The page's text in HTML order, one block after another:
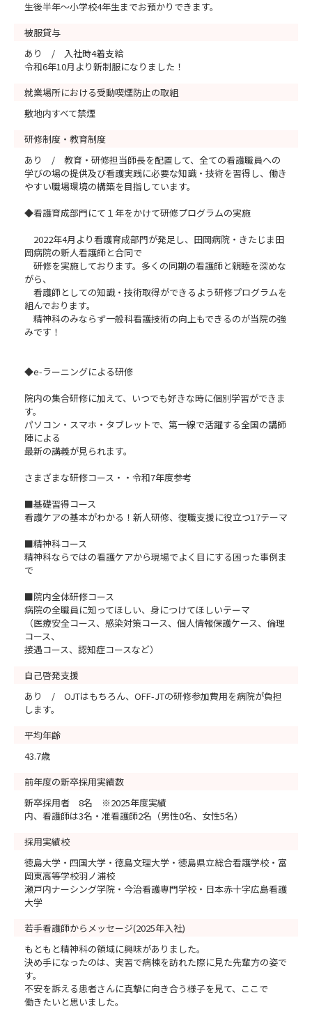
生後半年～小学校4年生までお預かりできます。
被服貸与
あり / 入社時4着支給
令和6年10月より新制服になりました！
就業場所における受動喫煙防止の取組
敷地内すべて禁煙
研修制度・教育制度
あり / 教育・研修担当師長を配置して、全ての看護職員への
学びの場の提供及び看護実践に必要な知識・技術を習得し、働き
やすい職場環境の構築を目指しています。
◆看護育成部門にて１年をかけて研修プログラムの実施
2022年4月より看護育成部門が発足し、田岡病院・きたじま田
岡病院の新人看護師と合同で
研修を実施しております。多くの同期の看護師と親睦を深めな
がら、
看護師としての知識・技術取得ができるよう研修プログラムを
組んでおります。
精神科のみならず一般科看護技術の向上もできるのが当院の強
みです！
◆e-ラーニングによる研修
院内の集合研修に加えて、いつでも好きな時に個別学習ができま
す。
パソコン・スマホ・タブレットで、第一線で活躍する全国の講師
陣による
最新の講義が見られます。
さまざまな研修コース・・令和7年度参考
■基礎習得コース
看護ケアの基本がわかる！新人研修、復職支援に役立つ17テーマ
■精神科コース
精神科ならではの看護ケアから現場でよく目にする困った事例ま
で
■院内全体研修コース
病院の全職員に知ってほしい、身につけてほしいテーマ
（医療安全コース、感染対策コース、個人情報保護ケース、倫理
コース、
接遇コース、認知症コースなど）
自己啓発支援
あり / OJTはもちろん、OFF-JTの研修参加費用を病院が負担
します。
平均年齢
43.7歳
前年度の新卒採用実績数
新卒採用者 8名 ※2025年度実績
内、看護師は3名・准看護師2名（男性0名、女性5名）
採用実績校
徳島大学・四国大学・徳島文理大学・徳島県立総合看護学校・富
岡東高等学校羽ノ浦校
瀬戸内ナーシング学院・今治看護専門学校・日本赤十字広島看護
大学
若手看護師からメッセージ(2025年入社)
もともと精神科の領域に興味がありました。
決め手になったのは、実習で病棟を訪れた際に見た先輩方の姿で
す。
不安を訴える患者さんに真摯に向き合う様子を見て、ここで
働きたいと思いました。